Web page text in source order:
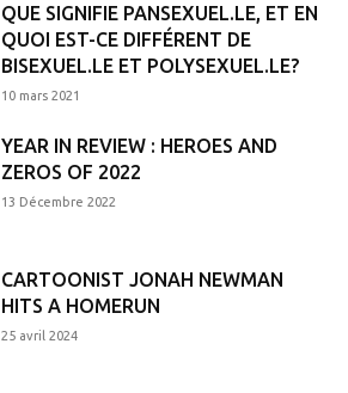
QUE SIGNIFIE PANSEXUEL.LE, ET EN
QUOI EST-CE DIFFÉRENT DE
BISEXUEL.LE ET POLYSEXUEL.LE?
10 mars 2021
YEAR IN REVIEW : HEROES AND
ZEROS OF 2022
13 Décembre 2022
CARTOONIST JONAH NEWMAN
HITS A HOMERUN
25 avril 2024